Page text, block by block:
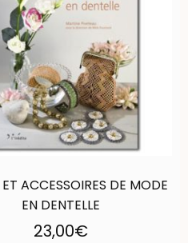
ACCESSOIRES DE MODE
EN DENTELLE
23,00€